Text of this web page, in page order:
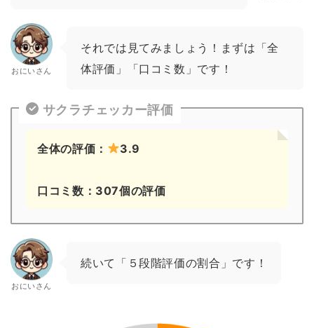
おにいさん
それでは見てみましょう！まずは「全
体評価」「口コミ数」です！
サクラチェッカー評価
全体の評価： 3.9
口コミ数：307個の評価
おにいさん
続いて「５段階評価の割合」です！